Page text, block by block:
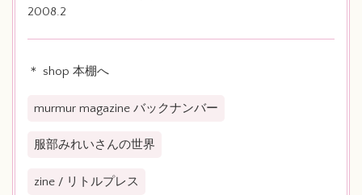
2008.2
＊ shop 本棚へ
murmur magazine バックナンバー
服部みれいさんの世界
zine / リトルプレス